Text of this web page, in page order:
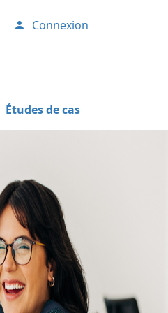
User account menu
Connexion
Études de cas